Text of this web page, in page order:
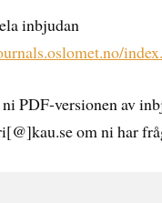
inbjudan
PDF-versionen av
om ni har